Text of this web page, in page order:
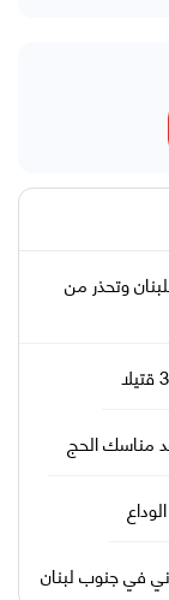
وتحذر من
مناسك الحج
في جنوب لبنان